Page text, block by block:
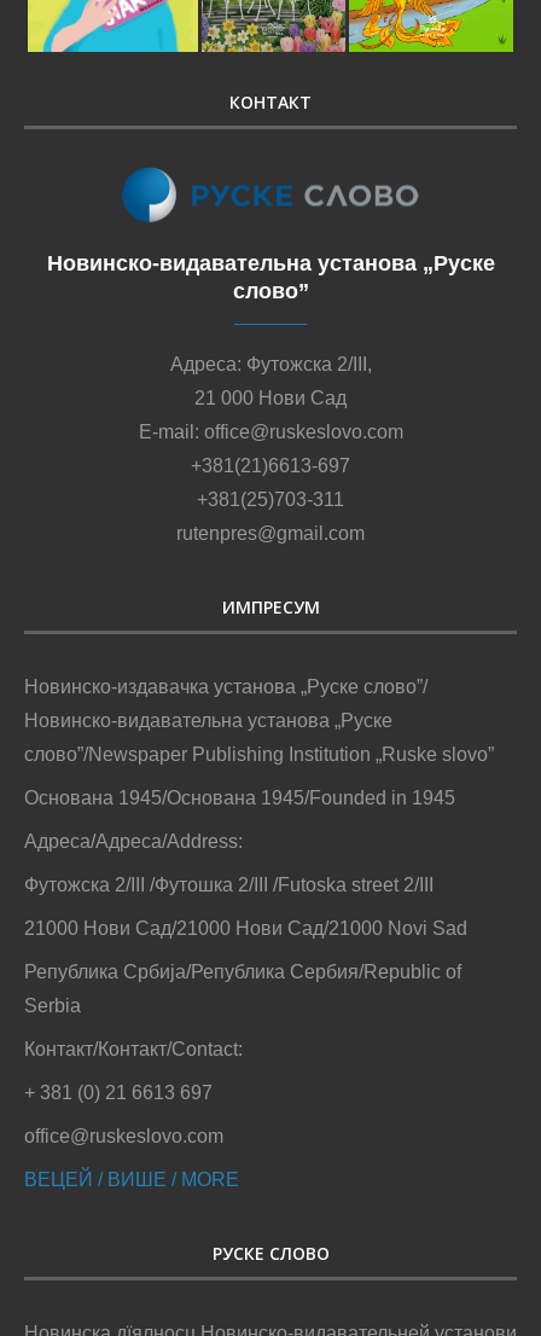
КОНТАКТ
Новинско-видавательна установа „Руске
слово”
Адреса: Футожска 2/III,
21 000 Нови Сад
E-mail: office@ruskeslovo.com
+381(21)6613-697
+381(25)703-311
rutenpres@gmail.com
ИМПРЕСУМ
Новинско-издавачка установа „Руске слово”/
Новинско-видавательна установа „Руске
слово”/Newspaper Publishing Institution „Ruske slovo”
Основана 1945/Основана 1945/Founded in 1945
Адреса/Адреса/Address:
Футожска 2/III /Футошка 2/III /Futoska street 2/III
21000 Нови Сад/21000 Нови Сад/21000 Novi Sad
Република Србија/Република Сербия/Republic of
Serbia
Контакт/Контакт/Contact:
+ 381 (0) 21 6613 697
office@ruskeslovo.com
ВЕЦЕЙ / ВИШЕ / MORE
РУСКЕ СЛОВО